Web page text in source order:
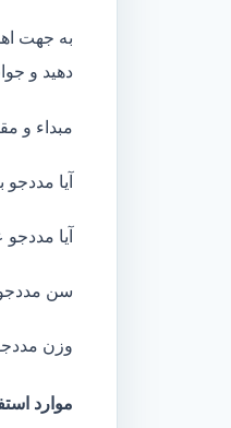
به جهت
دهید و
مبداء و
آیا
آیا
سن
وزن
موارد